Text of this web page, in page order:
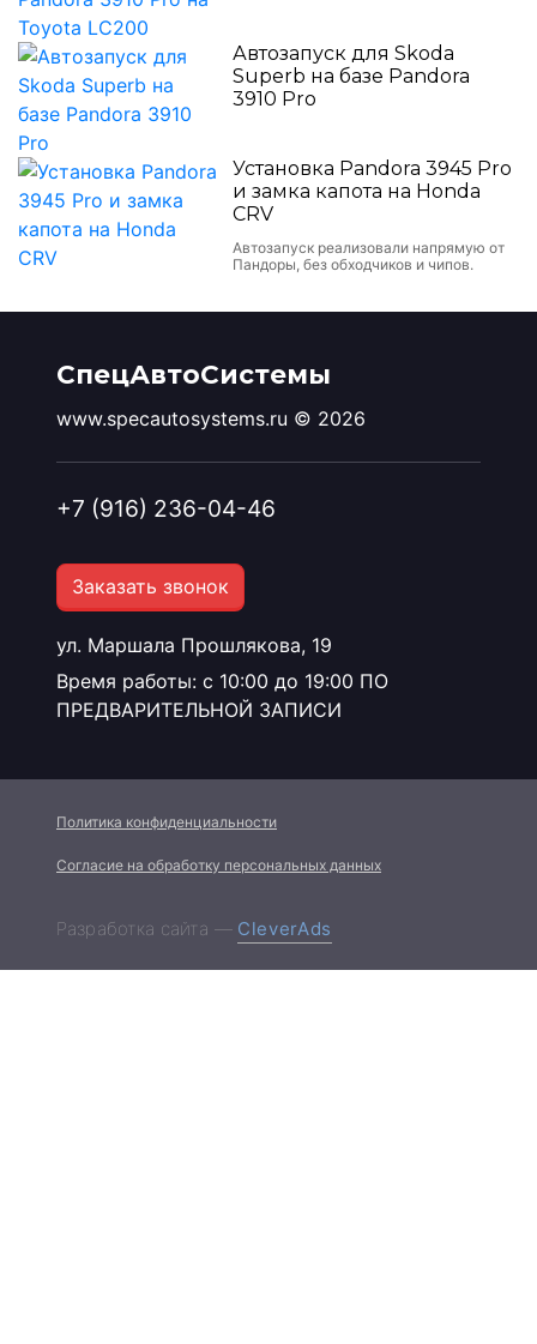
Автозапуск для Skoda
Superb на базе Pandora
3910 Pro
Установка Pandora 3945 Pro
и замка капота на Honda
CRV
Автозапуск реализовали напрямую от
Пандоры, без обходчиков и чипов.
СпецАвтоСистемы
www.specautosystems.ru © 2026
+7 (916) 236-04-46
Заказать звонок
ул. Маршала Прошлякова, 19
Время работы: с 10:00 до 19:00 ПО
ПРЕДВАРИТЕЛЬНОЙ ЗАПИСИ
Политика конфиденциальности
Согласие на обработку персональных данных
Разработка сайта — CleverAds